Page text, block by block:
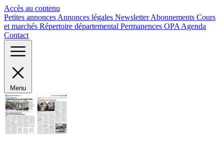
Accès au contenu
Petites annonces Annonces légales NewsletterAbonnements Cours
et marchés Répertoire départemental Permanences OPA Agenda
Contact
Menu
Panneau de gestion des cookies